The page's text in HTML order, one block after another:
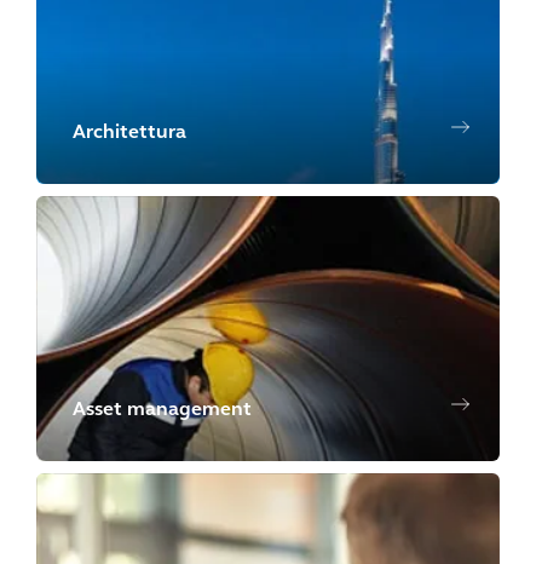
Architettura
Asset management